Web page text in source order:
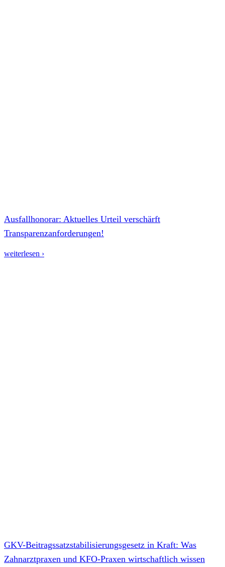
Ausfallhonorar: Aktuelles Urteil verschärft
Transparenzanforderungen!
weiterlesen ›
GKV-Beitragssatzstabilisierungsgesetz in Kraft: Was
Zahnarztpraxen und KFO-Praxen wirtschaftlich wissen